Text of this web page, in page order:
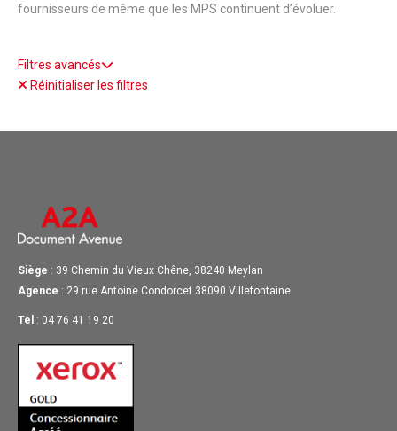
fournisseurs de même que les MPS continuent d’évoluer.
Filtres avancés
Réinitialiser les filtres
Siège : 39 Chemin du Vieux Chêne, 38240 Meylan
Agence : 29 rue Antoine Condorcet 38090 Villefontaine
Tel : 04 76 41 19 20